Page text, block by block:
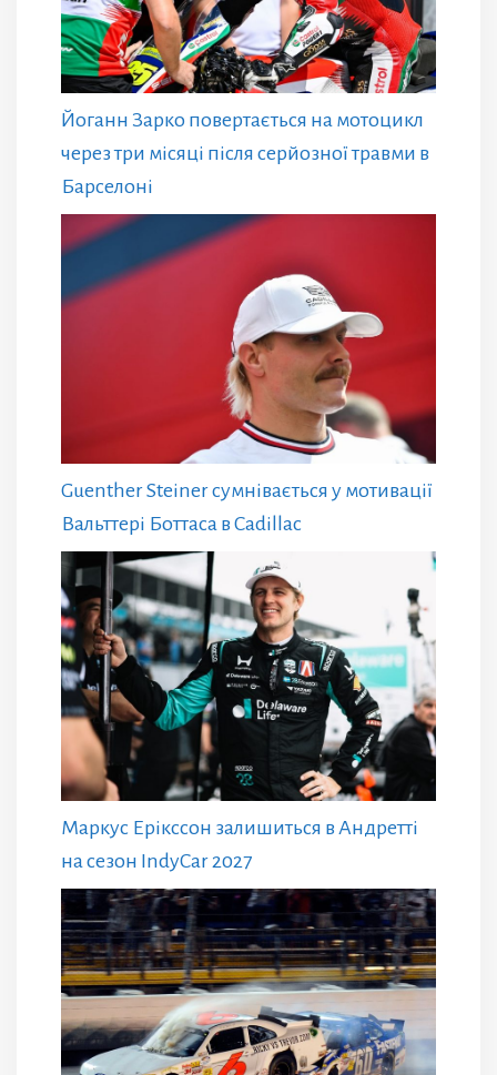
Йоганн Зарко повертається на мотоцикл
через три місяці після серйозної травми в
Барселоні
Guenther Steiner сумнівається у мотивації
Вальттері Боттаса в Cadillac
Маркус Ерікссон залишиться в Андретті
на сезон IndyCar 2027